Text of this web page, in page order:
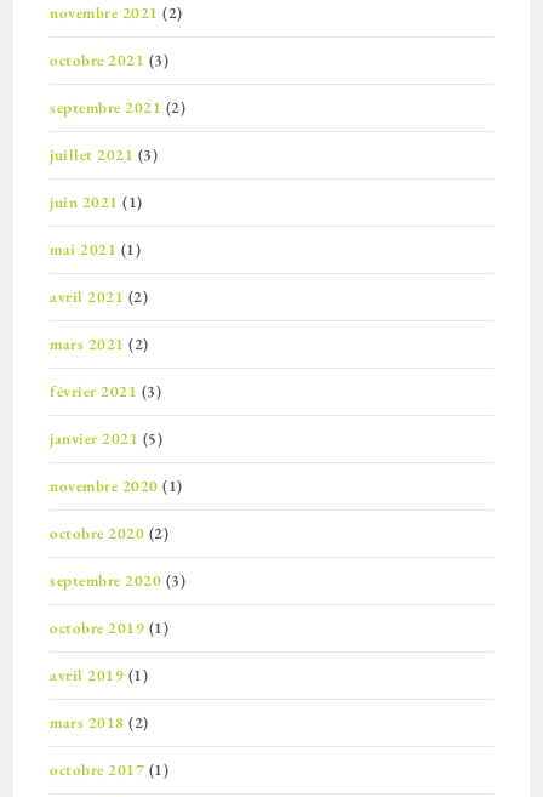
novembre 2021 (2)
octobre 2021 (3)
septembre 2021 (2)
juillet 2021 (3)
juin 2021 (1)
mai 2021 (1)
avril 2021 (2)
mars 2021 (2)
février 2021 (3)
janvier 2021 (5)
novembre 2020 (1)
octobre 2020 (2)
septembre 2020 (3)
octobre 2019 (1)
avril 2019 (1)
mars 2018 (2)
octobre 2017 (1)